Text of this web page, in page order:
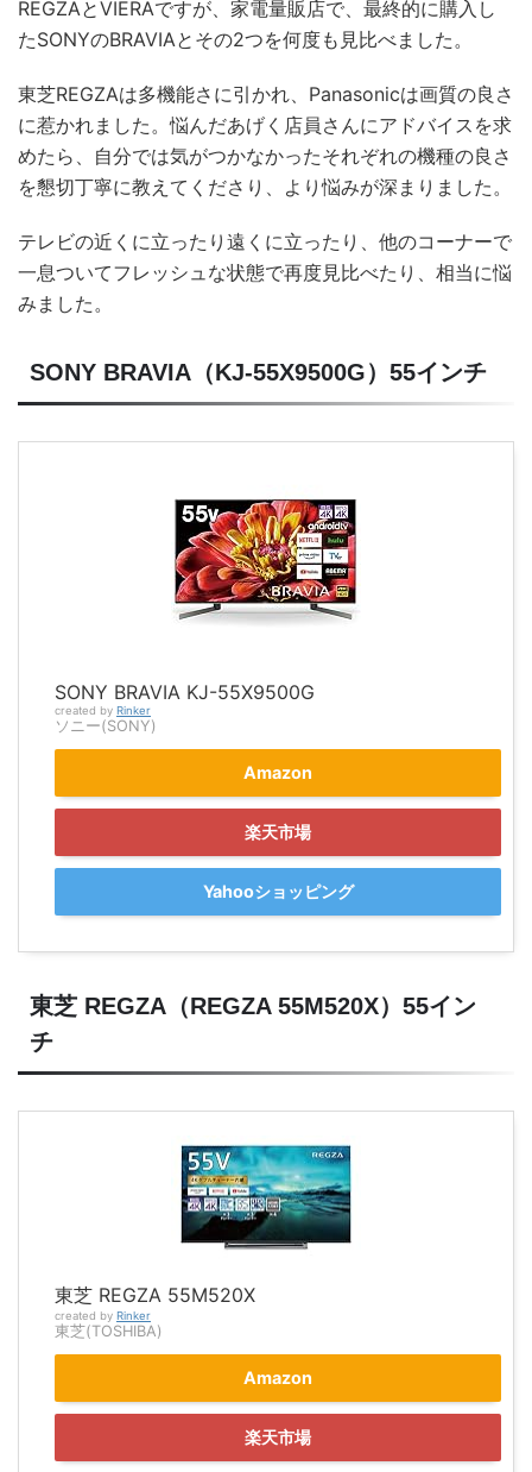
REGZAとVIERAですが、家電量販店で、最終的に購入し
たSONYのBRAVIAとその2つを何度も見比べました。
東芝REGZAは多機能さに引かれ、Panasonicは画質の良さ
に惹かれました。悩んだあげく店員さんにアドバイスを求
めたら、自分では気がつかなかったそれぞれの機種の良さ
を懇切丁寧に教えてくださり、より悩みが深まりました。
テレビの近くに立ったり遠くに立ったり、他のコーナーで
一息ついてフレッシュな状態で再度見比べたり、相当に悩
みました。
SONY BRAVIA（KJ-55X9500G）55インチ
SONY BRAVIA KJ-55X9500G
created by Rinker
ソニー(SONY)
Amazon
楽天市場
Yahooショッピング
東芝 REGZA（REGZA 55M520X）55イン
チ
東芝 REGZA 55M520X
created by Rinker
東芝(TOSHIBA)
Amazon
楽天市場